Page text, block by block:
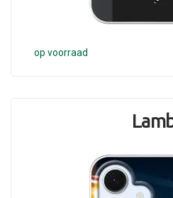
op voorraad